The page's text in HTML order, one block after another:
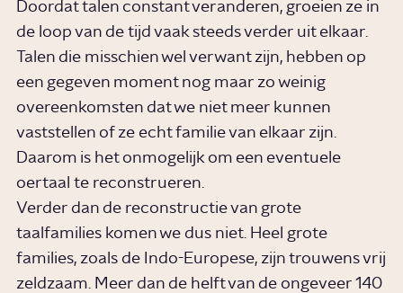
Doordat talen constant veranderen, groeien ze in
de loop van de tijd vaak steeds verder uit elkaar.
Talen die misschien wel verwant zijn, hebben op
een gegeven moment nog maar zo weinig
overeenkomsten dat we niet meer kunnen
vaststellen of ze echt familie van elkaar zijn.
Daarom is het onmogelijk om een eventuele
oertaal te reconstrueren.
Verder dan de reconstructie van grote
taalfamilies komen we dus niet. Heel grote
families, zoals de Indo-Europese, zijn trouwens vrij
zeldzaam. Meer dan de helft van de ongeveer 140